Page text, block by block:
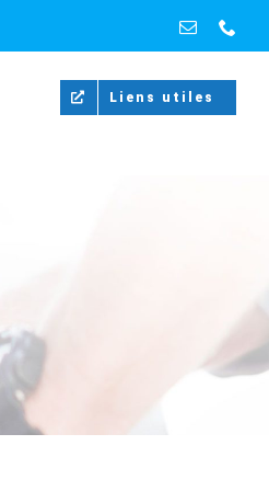
Email
Liens utiles